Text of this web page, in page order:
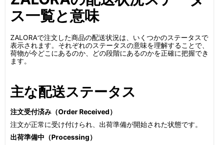
ス一覧と意味
ZALORAで注文した商品の配送状況は、いくつかのステータスで
表示されます。それぞれのステータスの意味を理解することで、
荷物が今どこにあるのか、どの段階にあるのかを正確に把握でき
ます。
主な配送ステータス
注文受付済み（Order Received）
注文が正常に受け付けられ、出荷準備が開始された状態です。
出荷準備中（Processing）